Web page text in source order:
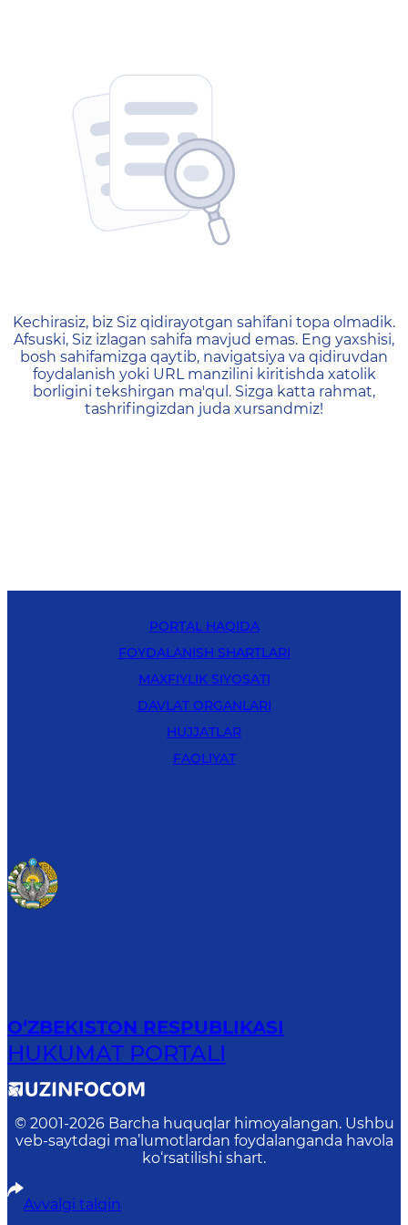
404 — Страница не
Kechirasiz, biz Siz qidirayotgan sahifani topa olmadik.
Afsuski, Siz izlagan sahifa mavjud emas. Eng yaxshisi,
bosh sahifamizga qaytib, navigatsiya va qidiruvdan
foydalanish yoki URL manzilini kiritishda xatolik
borligini tekshirgan ma'qul. Sizga katta rahmat,
tashrifingizdan juda xursandmiz!
PORTAL HAQIDA
FOYDALANISH SHARTLARI
MAXFIYLIK SIYOSATI
DAVLAT ORGANLARI
HUJJATLAR
FAOLIYAT
O‘ZBEKISTON RESPUBLIKASI
HUKUMAT PORTALI
© 2001-2026 Barcha huquqlar himoyalangan. Ushbu
veb-saytdagi ma’lumotlardan foydalanganda havola
ko‘rsatilishi shart.
Avvalgi talqin